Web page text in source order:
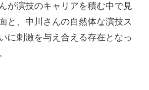
が演技のキャリアを積む中で見
と、中川さんの自然体な演技ス
に刺激を与え合える存在となっ